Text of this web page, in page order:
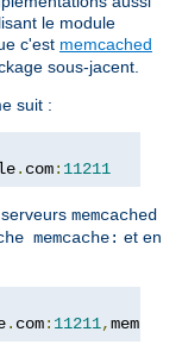
le module
c'est memcached
sous-jacent.
suit :
. com: 11211
memcached
memcache: et en
. com: 11211,mem2